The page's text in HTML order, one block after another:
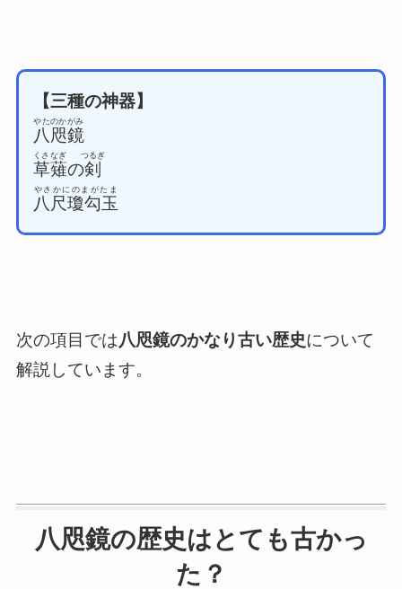
【三種の神器】
八咫鏡
やたのかがみ
草薙
くさなぎ
の剣
つるぎ
八尺瓊勾玉
やさかにのまがたま
次の項目では八咫鏡のかなり古い歴史について
解説しています。
八咫鏡の歴史はとても古かっ
た？